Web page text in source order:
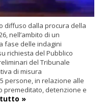
diffuso dalla procura della
nell’ambito di un
fase delle indagini
richiesta del Pubblico
del Tribunale
di misura
persone, in relazione alle
premeditato, detenzione e
»